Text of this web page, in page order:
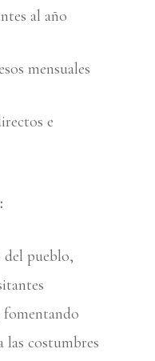
al año
mensuales
e
del pueblo,
fomentando
las costumbres